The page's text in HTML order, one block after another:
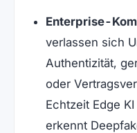
Enterprise-
verlassen sich
Authentizität,
oder
Echtzeit Edge
erkennt